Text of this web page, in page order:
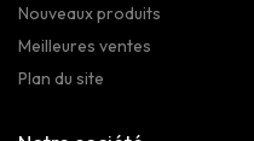
Nouveaux produits
Meilleures ventes
Plan du site